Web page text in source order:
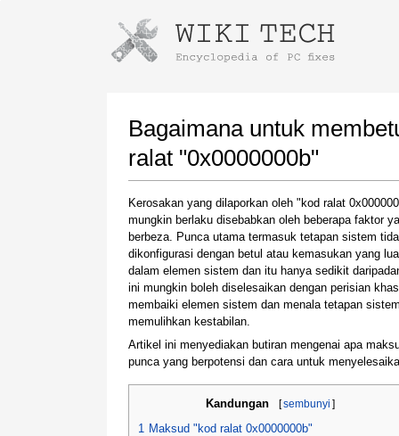
Bagaimana untuk
ralat "0x0000000b"
Kerosakan yang dilaporkan oleh "kod ralat
mungkin berlaku disebabkan oleh beberapa faktor
berbeza. Punca utama termasuk tetapan sistem
dikonfigurasi dengan betul atau kemasukan yang
dalam elemen sistem dan itu hanya sedikit
ini mungkin boleh diselesaikan dengan perisian
membaiki elemen sistem dan menala tetapan
memulihkan kestabilan.
Artikel ini menyediakan butiran mengenai apa
punca yang berpotensi dan cara untuk
Kandungan [sembunyi ]
1 Maksud "kod ralat 0x0000000b"
Instructions for downloading using
Once the download is complete, click on the
downloaded file link